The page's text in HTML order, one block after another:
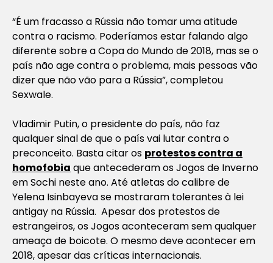
“É um fracasso a Rússia não tomar uma atitude
contra o racismo. Poderíamos estar falando algo
diferente sobre a Copa do Mundo de 2018, mas se o
país não age contra o problema, mais pessoas vão
dizer que não vão para a Rússia”, completou
Sexwale.
Vladimir Putin, o presidente do país, não faz
qualquer sinal de que o país vai lutar contra o
preconceito. Basta citar os protestos contra a
homofobia que antecederam os Jogos de Inverno
em Sochi neste ano. Até atletas do calibre de
Yelena Isinbayeva se mostraram tolerantes à lei
antigay na Rússia. Apesar dos protestos de
estrangeiros, os Jogos aconteceram sem qualquer
ameaça de boicote. O mesmo deve acontecer em
2018, apesar das críticas internacionais.